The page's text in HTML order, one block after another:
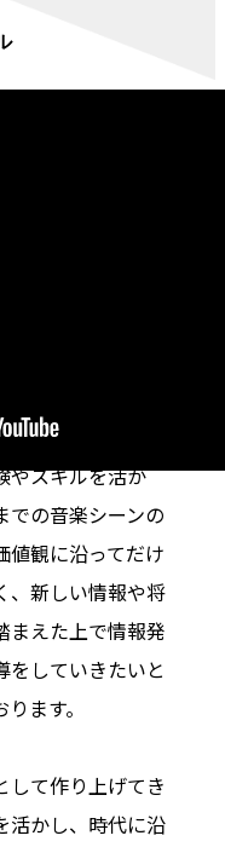
きました。
やスキルを活か
での音楽シーンの
値観に沿ってだけ
、新しい情報や将
まえた上で情報発
をしていきたいと
ます。
して作り上げてき
活かし、時代に沿